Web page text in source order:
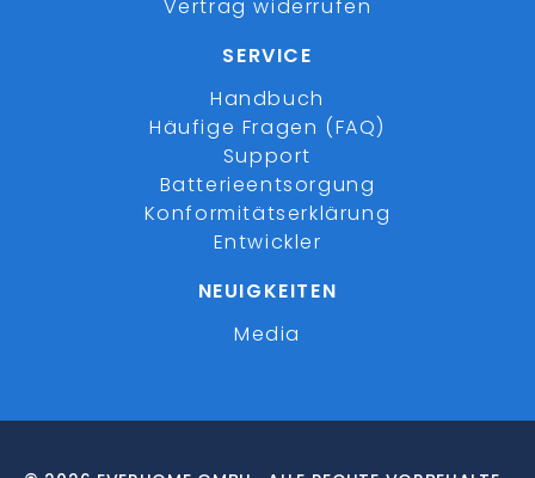
Vertrag widerrufen
SERVICE
Handbuch
Häufige Fragen (FAQ)
Support
Batterieentsorgung
Konformitätserklärung
Entwickler
NEUIGKEITEN
Media